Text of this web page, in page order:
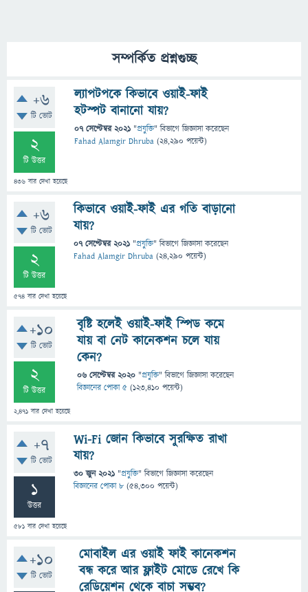
সম্পর্কিত প্রশ্নগুচ্ছ
+6
টি ভোট
2
টি উত্তর
436 বার দেখা হয়েছে
ল্যাপটপকে কিভাবে ওয়াই-ফাই
হটস্পট বানানো যায়?
07 সেপ্টেম্বর 2021 "প্রযুক্তি" বিভাগে জিজ্ঞাসাকরেছেন
Fahad Alamgir Dhruba (24,290 পয়েন্ট)
+6
টি ভোট
2
টি উত্তর
574 বার দেখা হয়েছে
কিভাবে ওয়াই-ফাই এর গতি বাড়ানো
যায়?
07 সেপ্টেম্বর 2021 "প্রযুক্তি" বিভাগে জিজ্ঞাসাকরেছেন
Fahad Alamgir Dhruba (24,290 পয়েন্ট)
+10
টি ভোট
2
টি উত্তর
2,471 বার দেখা হয়েছে
বৃষ্টি হলেই ওয়াই-ফাই স্পিড কমে
যায় বা নেট কানেকশন চলে যায়
কেন?
06 সেপ্টেম্বর 2020 "প্রযুক্তি" বিভাগে জিজ্ঞাসাকরেছেন
বিজ্ঞানের পোকা ৫ (123,410 পয়েন্ট)
+7
টি ভোট
1
উত্তর
581 বার দেখা হয়েছে
Wi-Fi জোন কিভাবে সুরক্ষিত রাখা
যায়?
30 জুন 2021 "প্রযুক্তি" বিভাগে জিজ্ঞাসাকরেছেন
বিজ্ঞানের পোকা ৮ (54,300 পয়েন্ট)
+10
টি ভোট
মোবাইল এর ওয়াই ফাই কানেকশন
বন্ধ করে আর ফ্লাইট মোডে রেখে কি
রেডিয়েশন থেকে বাচা সম্ভব?